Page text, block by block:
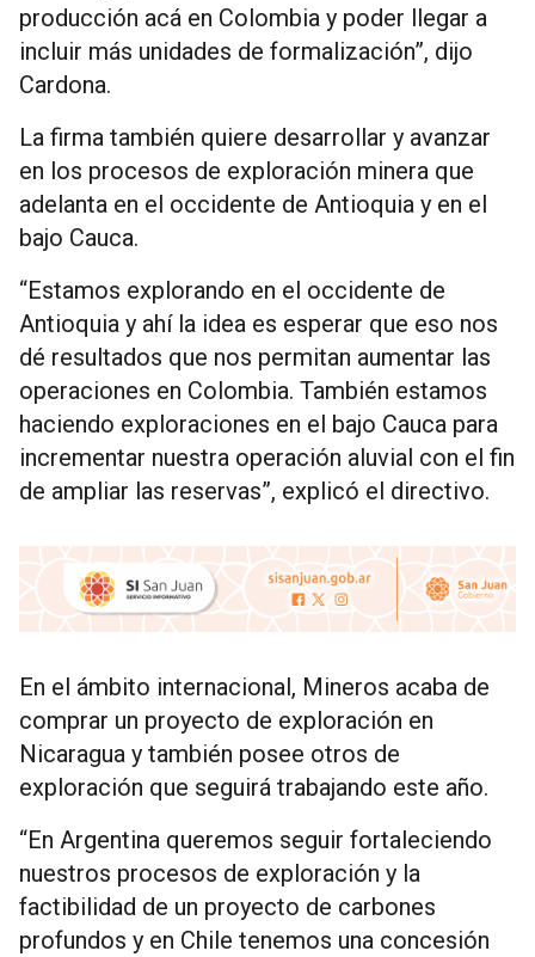
producción acá en Colombia y poder llegar a
incluir más unidades de formalización”, dijo
Cardona.
La firma también quiere desarrollar y avanzar
en los procesos de exploración minera que
adelanta en el occidente de Antioquia y en el
bajo Cauca.
“Estamos explorando en el occidente de
Antioquia y ahí la idea es esperar que eso nos
dé resultados que nos permitan aumentar las
operaciones en Colombia. También estamos
haciendo exploraciones en el bajo Cauca para
incrementar nuestra operación aluvial con el fin
de ampliar las reservas”, explicó el directivo.
En el ámbito internacional, Mineros acaba de
comprar un proyecto de exploración en
Nicaragua y también posee otros de
exploración que seguirá trabajando este año.
“En Argentina queremos seguir fortaleciendo
nuestros procesos de exploración y la
factibilidad de un proyecto de carbones
profundos y en Chile tenemos una concesión